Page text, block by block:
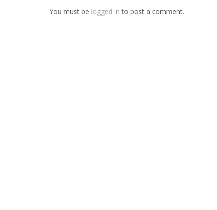
You must be logged in to post a comment.